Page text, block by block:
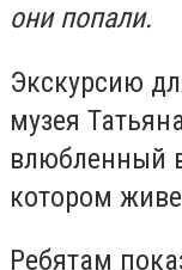
они попали.
Экскурсию
музея
влюбленный
котором
Ребятам